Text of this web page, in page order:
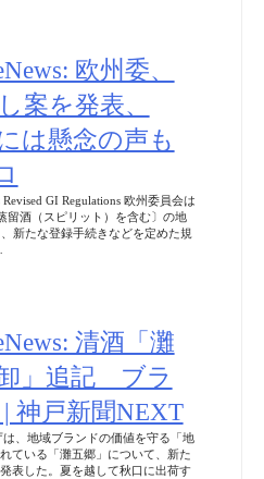
欧州委、
案を発表、
は懸念の声も
GI Regulations 欧州委員会は
留酒（スピリット）を含む〕の地
新たな登録手続きなどを定めた規
清酒「灘
」追記 ブラ
神戸新聞NEXT
地域ブランドの価値を守る「地
ている「灘五郷」について、新た
表した。夏を越して秋口に出荷す